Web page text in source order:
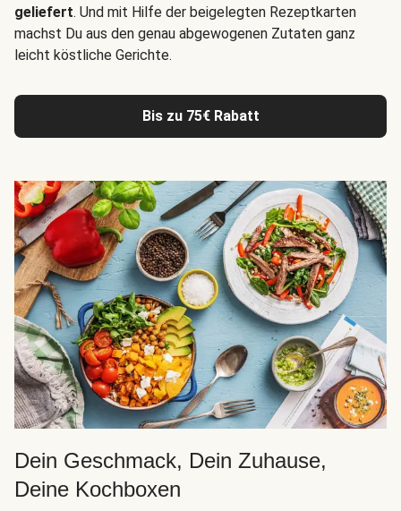
geliefert. Und mit Hilfe der beigelegten Rezeptkarten
machst Du aus den genau abgewogenen Zutaten ganz
leicht köstliche Gerichte.
Bis zu 75€ Rabatt
Dein Geschmack, Dein Zuhause,
Deine Kochboxen